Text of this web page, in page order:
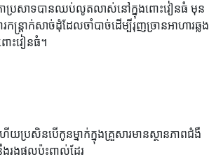
ាប្រសាទបានឈប់លូតលាស់នៅក្នុងពោះវៀនធំ មុន
ត្រាក់សាច់ដុំដែលចាំបាច់ដើម្បីរុញច្រានអាហារឆ្លង
ោះវៀនធំ។
យប្រសិនបើកូនម្នាក់ក្នុងគ្រួសារមានស្ថានភាពជំងឺ
ងរងផលប៉ះពាល់ដែរ